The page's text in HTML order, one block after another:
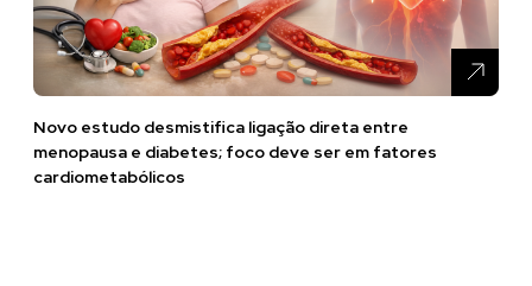
Novo estudo desmistifica ligação direta entre
menopausa e diabetes; foco deve ser em fatores
cardiometabólicos